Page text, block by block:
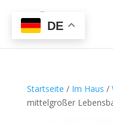
Startseite / Im Haus /
mittelgroßer
DE